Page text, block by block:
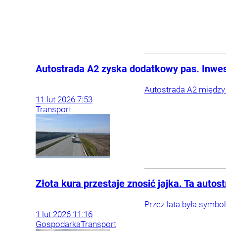
Autostrada A2 zyska dodatkowy pas.
Autostrada A2
11 lut 2026 7:53
Transport
Złota kura przestaje znosić jajka. Ta
Przez lata była
1 lut 2026 11:16
GospodarkaTransport